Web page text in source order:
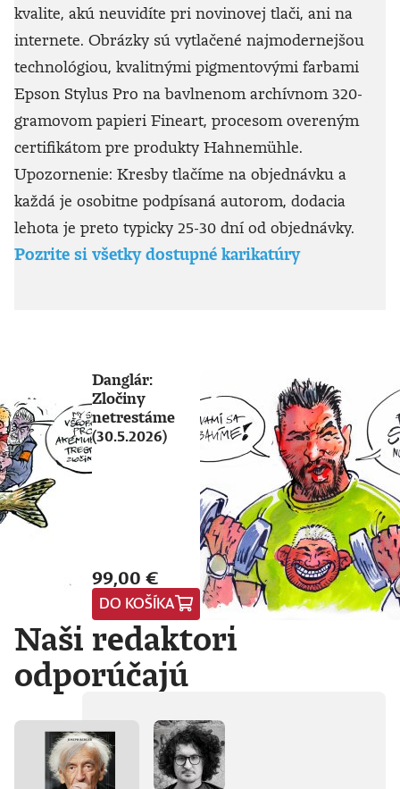
kvalite, akú neuvidíte pri novinovej tlači, ani na
internete. Obrázky sú vytlačené najmodernejšou
technológiou, kvalitnými pigmentovými farbami
Epson Stylus Pro na bavlnenom archívnom 320-
gramovom papieri Fineart, procesom overeným
certifikátom pre produkty Hahnemühle.
Upozornenie: Kresby tlačíme na objednávku a
každá je osobitne podpísaná autorom, dodacia
lehota je preto typicky 25-30 dní od objednávky.
Pozrite si všetky dostupné karikatúry
Danglár:
Zločiny
netrestáme
(30.5.2026)
99,00 €
DO KOŠÍKA
Naši redaktori
odporúčajú